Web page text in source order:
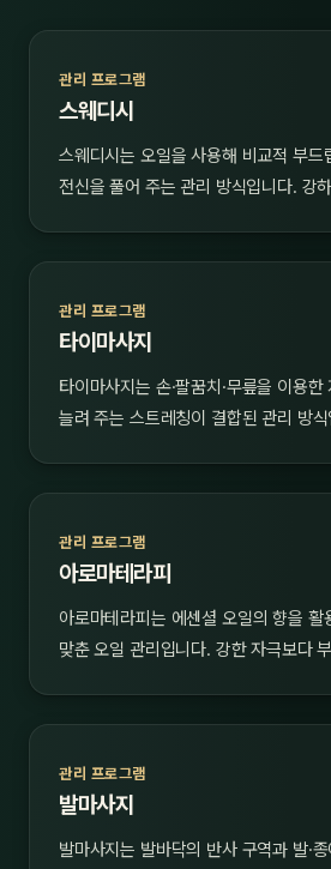
관리 프로그램
스웨디시
스웨디시는 오일을 사용해 비교적 부드
전신을 풀어 주는 관리 방식입니다. 강
관리 프로그램
타이마사지
타이마사지는 손·팔꿈치·무릎을 이용
늘려 주는 스트레칭이 결합된 관리 방
관리 프로그램
아로마테라피
아로마테라피는 에센셜 오일의 향을 활
맞춘 오일 관리입니다. 강한 자극보다
관리 프로그램
발마사지
발마사지는 발바닥의 반사 구역과 발·